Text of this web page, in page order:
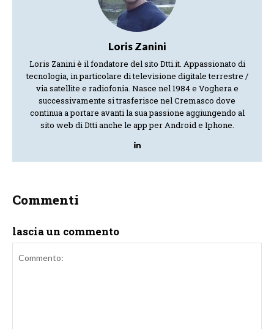
Loris Zanini
Loris Zanini è il fondatore del sito Dtti.it. Appassionato di
tecnologia, in particolare di televisione digitale terrestre /
via satellite e radiofonia. Nasce nel 1984 e Voghera e
successivamente si trasferisce nel Cremasco dove
continua a portare avanti la sua passione aggiungendo al
sito web di Dtti anche le app per Android e Iphone.
Commenti
lascia un commento